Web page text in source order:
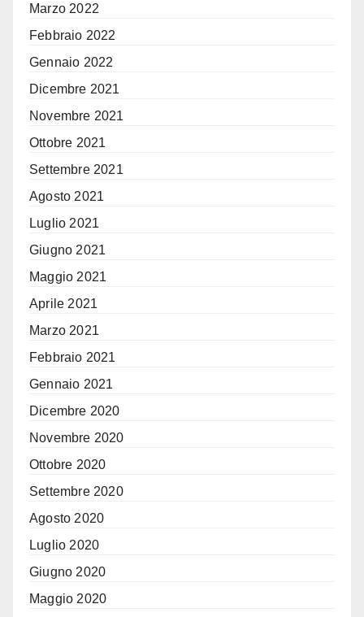
Marzo 2022
Febbraio 2022
Gennaio 2022
Dicembre 2021
Novembre 2021
Ottobre 2021
Settembre 2021
Agosto 2021
Luglio 2021
Giugno 2021
Maggio 2021
Aprile 2021
Marzo 2021
Febbraio 2021
Gennaio 2021
Dicembre 2020
Novembre 2020
Ottobre 2020
Settembre 2020
Agosto 2020
Luglio 2020
Giugno 2020
Maggio 2020